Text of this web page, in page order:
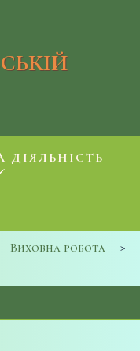
ДІЯЛЬНІСТЬ
Виховна робота >